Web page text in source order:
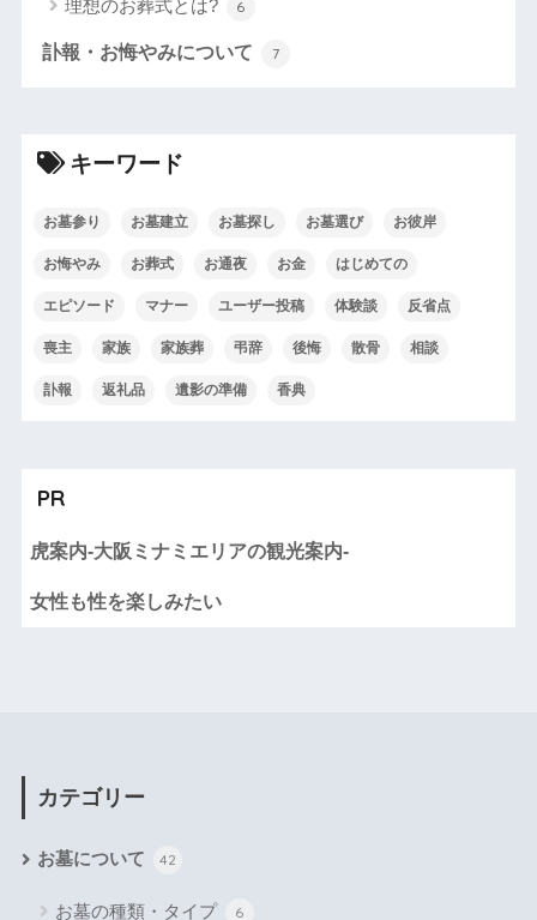
理想のお葬式とは? 6
訃報・お悔やみについて 7
キーワード
お墓参り お墓建立 お墓探し お墓選び お彼岸
お悔やみ お葬式 お通夜 お金 はじめての
エピソード マナー ユーザー投稿 体験談 反省点
喪主 家族 家族葬 弔辞 後悔 散骨 相談
訃報 返礼品 遺影の準備 香典
PR
虎案内-大阪ミナミエリアの観光案内-
女性も性を楽しみたい
カテゴリー
お墓について 42
お墓の種類・タイプ 6